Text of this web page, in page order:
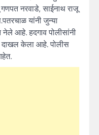
नरवाडे, साईनाथ राजू
यांनी जुन्या
नेले आहे. हदगाव पोलीसांनी
दाखल केला आहे. पोलीस